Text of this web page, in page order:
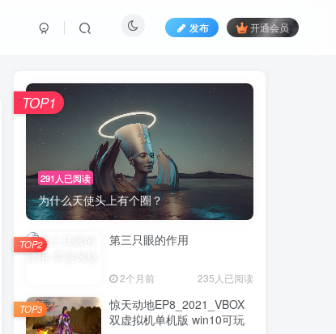
发布 开通会员
291人已阅读
为什么天使头上有个圈？
TOP1
第三只眼的作用
2个月前 235人已阅读
TOP2
惊天动地EP8_2021_VBOX
双虚拟机单机版 win10可玩
TOP3